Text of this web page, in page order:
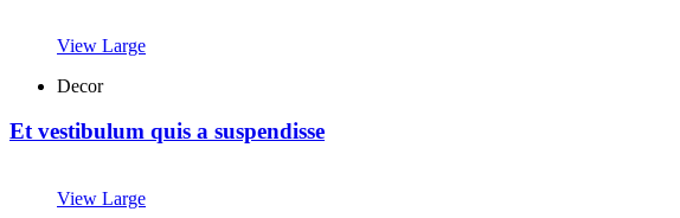
View Large
Decor
Et vestibulum quis a suspendisse
View Large